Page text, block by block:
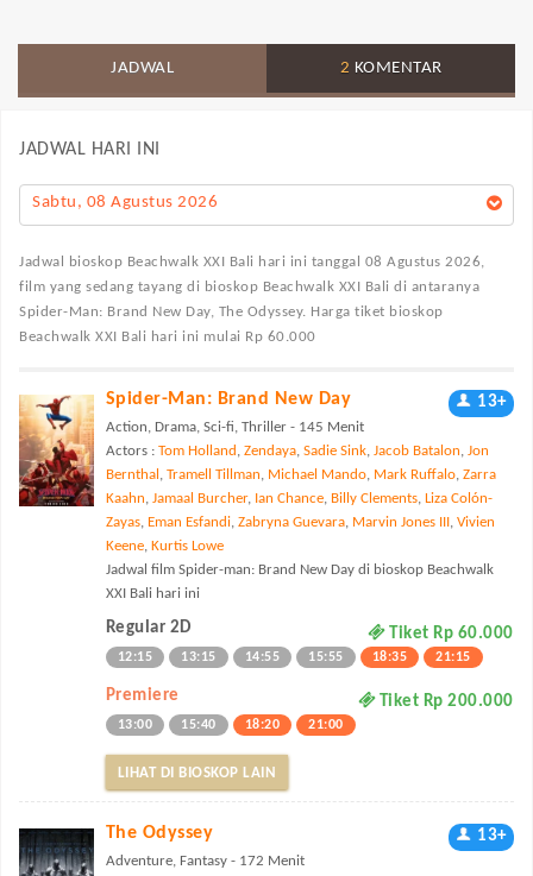
JADWAL 2 KOMENTAR
JADWAL HARI INI
Sabtu, 08 Agustus 2026
Jadwal bioskop Beachwalk XXI Bali hari ini tanggal 08 Agustus 2026,
film yang sedang tayang di bioskop Beachwalk XXI Bali di antaranya
Spider-Man: Brand New Day, The Odyssey. Harga tiket bioskop
Beachwalk XXI Bali hari ini mulai Rp 60.000
Spider-Man: Brand New Day 13+
Action, Drama, Sci-fi, Thriller - 145 Menit
Actors : Tom Holland , Zendaya, Sadie Sink, Jacob Batalon, Jon
Bernthal , Tramell Tillman, Michael Mando, Mark Ruffalo, Zarra
Kaahn, Jamaal Burcher, Ian Chance, Billy Clements, Liza Colón-
Zayas, Eman Esfandi, Zabryna Guevara, Marvin Jones III, Vivien
Keene, Kurtis Lowe
Jadwal film Spider-man: Brand New Day di bioskop Beachwalk
XXI Bali hari ini
Regular 2D Tiket Rp 60.000
12:15 13:15 14:55 15:55 18:35 21:15
Premiere Tiket Rp 200.000
13:00 15:40 18:20 21:00
LIHAT DI BIOSKOP LAIN
The Odyssey 13+
Adventure, Fantasy - 172 Menit